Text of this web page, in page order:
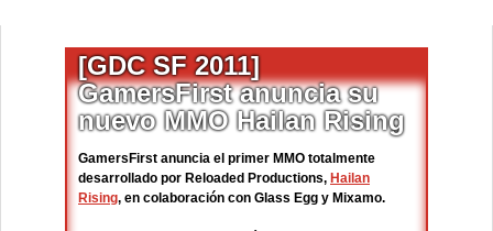
[GDC SF 2011]
GamersFirst anuncia su
nuevo MMO Hailan Rising
GamersFirst anuncia el primer MMO totalmente
desarrollado por Reloaded Productions, Hailan
Rising, en colaboración con Glass Egg y Mixamo.